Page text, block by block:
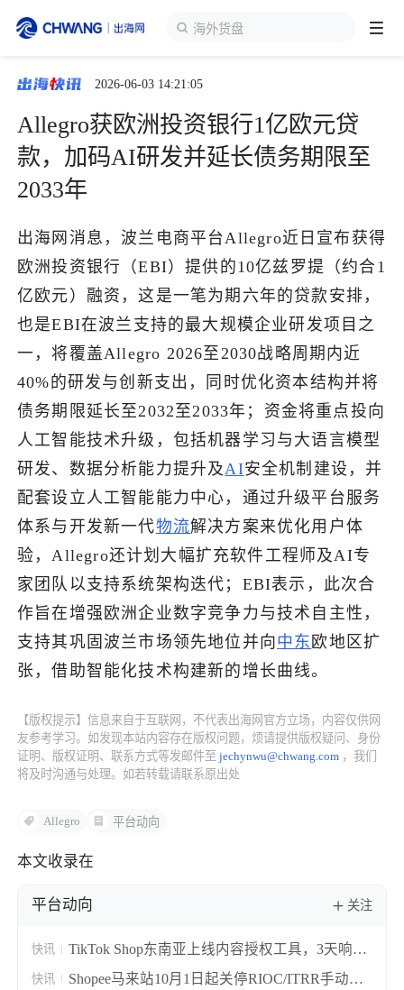
海外货盘
跨境展会
出海服务
出海资讯
跨境报告
出海导航
出海交流群
了解出海网
2026-06-03 14:21:05
Allegro获欧洲投资银行1亿欧元贷
款，加码AI研发并延长债务期限至
2033年
出海网消息，波兰电商平台Allegro近日宣布获得
欧洲投资银行（EBI）提供的10亿兹罗提（约合1
亿欧元）融资，这是一笔为期六年的贷款安排，
也是EBI在波兰支持的最大规模企业研发项目之
一，将覆盖Allegro 2026至2030战略周期内近
40%的研发与创新支出，同时优化资本结构并将
债务期限延长至2032至2033年；资金将重点投向
人工智能技术升级，包括机器学习与大语言模型
研发、数据分析能力提升及AI安全机制建设，并
配套设立人工智能能力中心，通过升级平台服务
体系与开发新一代物流解决方案来优化用户体
验，Allegro还计划大幅扩充软件工程师及AI专
家团队以支持系统架构迭代；EBI表示，此次合
作旨在增强欧洲企业数字竞争力与技术自主性，
支持其巩固波兰市场领先地位并向中东 欧地区扩
张，借助智能化技术构建新的增长曲线。
【版权提示】信息来自于互联网，不代表出海网官方立场，内容仅供网
友参考学习。如发现本站内容存在版权问题，烦请提供版权疑问、身份
证明、版权证明、联系方式等发邮件至jechynwu@chwang.com ，我们
将及时沟通与处理。如若转载请联系原出处
Allegro 平台动向
本文收录在
平台动向 关注
快讯
TikTok Shop东南亚上线内容授权工具，3天响应
期让搬运视频合规转正
快讯
Shopee马来站10月1日起关停RIOC/ITRR手动索